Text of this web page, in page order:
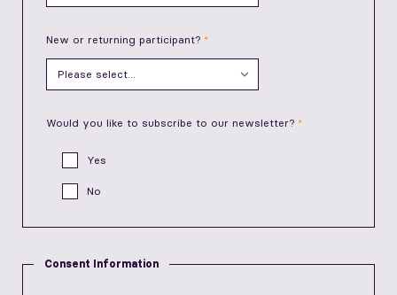
New or returning participant?
Would you like to subscribe to our newsletter?
Yes
No
Consent Information